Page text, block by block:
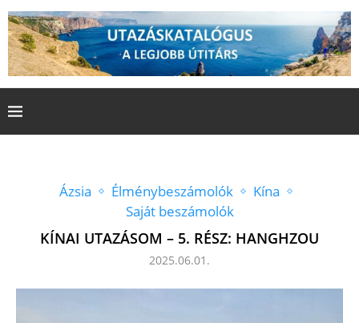
Ázsia Élménybeszámolók
Kína
Saját beszámolók
KÍNAI UTAZÁSOM – 5. RÉSZ: HANGHZOU
2025.06.01.